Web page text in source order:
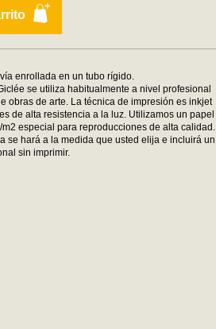
enrollada en un tubo rígido.
se utiliza habitualmente a nivel profesional
obras de arte. La técnica de impresión es inkjet
de alta resistencia a la luz. Utilizamos un papel
m2 especial para reproducciones de alta calidad.
se hará a la medida que usted elija e incluirá un
sin imprimir.